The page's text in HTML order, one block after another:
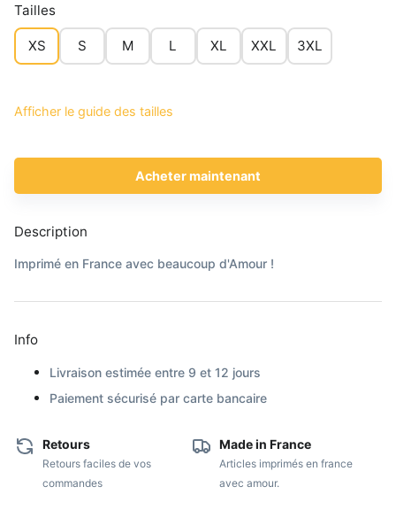
Tailles
XS S M L XL XXL 3XL
Afficher le guide des tailles
Acheter maintenant
Description
Imprimé en France avec beaucoup d'Amour !
Info
Livraison estimée entre 9 et 12 jours
Paiement sécurisé par carte bancaire
Retours
Retours faciles de vos
commandes
Made in France
Articles imprimés en france
avec amour.